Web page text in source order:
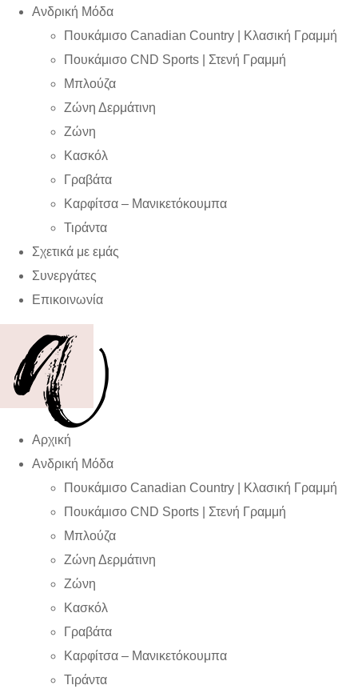
Ανδρική Μόδα
Πουκάμισο Canadian Country | Kλασική Γραμμή
Πουκάμισο CND Sports | Στενή Γραμμή
Μπλούζα
Ζώνη Δερμάτινη
Ζώνη
Κασκόλ
Γραβάτα
Καρφίτσα – Μανικετόκουμπα
Τιράντα
Σχετικά με εμάς
Συνεργάτες
Επικοινωνία
Αρχική
Ανδρική Μόδα
Πουκάμισο Canadian Country | Kλασική Γραμμή
Πουκάμισο CND Sports | Στενή Γραμμή
Μπλούζα
Ζώνη Δερμάτινη
Ζώνη
Κασκόλ
Γραβάτα
Καρφίτσα – Μανικετόκουμπα
Τιράντα